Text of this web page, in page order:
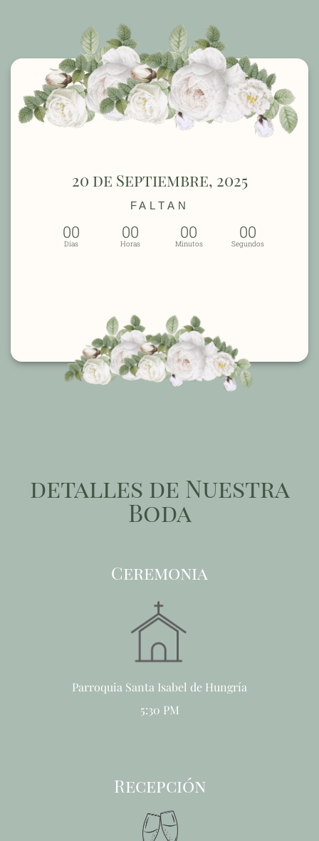
20 de Septiembre, 2025
FALTAN
00
Días
00
Horas
00
Minutos
00
Segundos
detalles de Nuestra
Boda
Ceremonia
Parroquia Santa Isabel de Hungría
5:30 PM
Recepción